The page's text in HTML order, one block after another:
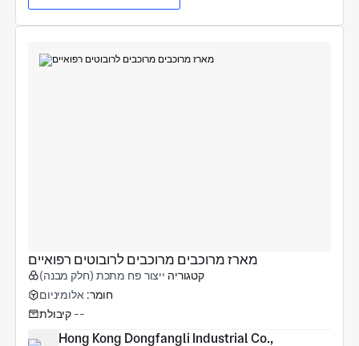
מארז מרוכבים מרוכבים לרובוטים רפואיים
קטגוריה ייצור פח מתכת (חלק מבנה)
חומר: אלומיניום
קיבולת --
Hong Kong Dongfangli Industrial Co.,